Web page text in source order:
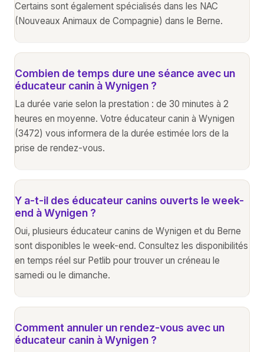
Certains sont également spécialisés dans les NAC
(Nouveaux Animaux de Compagnie) dans le Berne.
Combien de temps dure une séance avec un
éducateur canin à Wynigen ?
La durée varie selon la prestation : de 30 minutes à 2
heures en moyenne. Votre éducateur canin à Wynigen
(3472) vous informera de la durée estimée lors de la
prise de rendez-vous.
Y a-t-il des éducateur canins ouverts le week-
end à Wynigen ?
Oui, plusieurs éducateur canins de Wynigen et du Berne
sont disponibles le week-end. Consultez les disponibilités
en temps réel sur Petlib pour trouver un créneau le
samedi ou le dimanche.
Comment annuler un rendez-vous avec un
éducateur canin à Wynigen ?